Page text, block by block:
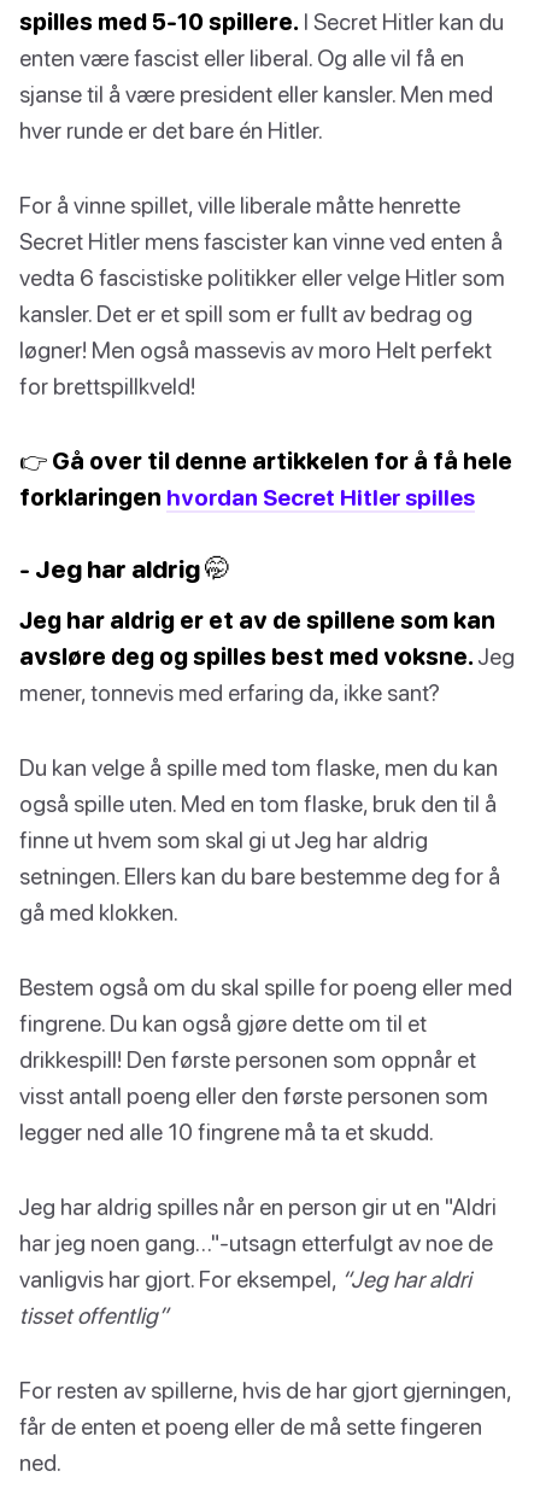
spilles med 5-10 spillere. I Secret Hitler kan du
enten være fascist eller liberal. Og alle vil få en
sjanse til å være president eller kansler. Men med
hver runde er det bare én Hitler.
For å vinne spillet, ville liberale måtte henrette
Secret Hitler mens fascister kan vinne ved enten å
vedta 6 fascistiske politikker eller velge Hitler som
kansler. Det er et spill som er fullt av bedrag og
løgner! Men også massevis av moro Helt perfekt
for brettspillkveld!
👉 Gå over til denne artikkelen for å få hele
forklaringen hvordan Secret Hitler spilles
- Jeg har aldrig 🤭
Jeg har aldrig er et av de spillene som kan
avsløre deg og spilles best med voksne. Jeg
mener, tonnevis med erfaring da, ikke sant?
Du kan velge å spille med tom flaske, men du kan
også spille uten. Med en tom flaske, bruk den til å
finne ut hvem som skal gi ut Jeg har aldrig
setningen. Ellers kan du bare bestemme deg for å
gå med klokken.
Bestem også om du skal spille for poeng eller med
fingrene. Du kan også gjøre dette om til et
drikkespill! Den første personen som oppnår et
visst antall poeng eller den første personen som
legger ned alle 10 fingrene må ta et skudd.
Jeg har aldrig spilles når en person gir ut en "Aldri
har jeg noen gang…"-utsagn etterfulgt av noe de
vanligvis har gjort. For eksempel, “Jeg har aldri
tisset offentlig”
For resten av spillerne, hvis de har gjort gjerningen,
får de enten et poeng eller de må sette fingeren
ned.